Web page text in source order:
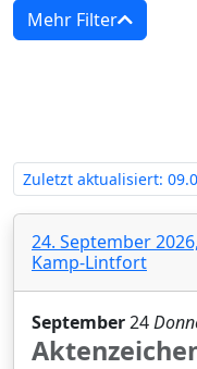
Mehr Filter
Zuletzt aktualisiert:
24. September
Kamp-Lintfort
September24